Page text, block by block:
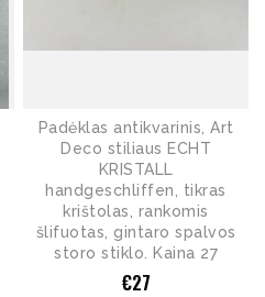
Padėklas antikvarinis, Art
Deco stiliaus ECHT
KRISTALL
handgeschliffen, tikras
krištolas, rankomis
šlifuotas, gintaro spalvos
storo stiklo. Kaina 27
€27